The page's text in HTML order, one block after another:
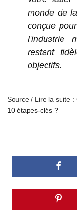
monde de
conçue
l’industrie
restant
objectifs.
Source / Lire la suite :
10 étapes-clés ?